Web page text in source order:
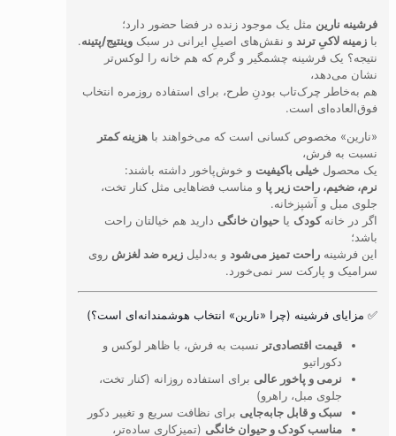
فرشینه نارین مثل یک موجود زنده در فضا حضور دارد؛
با زمینه لاکیِ ترند و نقش‌های اصیلِ ایرانی در سبک وینتیج/پتینه.
نتیجه؟ یک فرشینه چشمگیر و گرم که هم خانه را لوکس‌تر
نشان می‌دهد،
هم به‌خاطر چرک‌تاب بودنِ طرح، برای استفاده روزمره انتخاب
فوق‌العاده‌ای است.
«نارین» مخصوص کسانی است که می‌خواهند با هزینه کمتر
نسبت به فرش،
یک محصول خیلی باکیفیت و خوش‌پاخور داشته باشند:
نرم، ضخیم، راحت زیر پا و مناسب فضاهایی مثل کنار تخت،
جلوی مبل و آشپزخانه.
اگر در خانهکودک یا حیوان خانگی دارید هم خیالتان راحت
باشد؛
این فرشینه راحت تمیز می‌شود و به‌دلیل زیره ضد لغزش روی
سرامیک و پارکت سر نمی‌خورد.
✅ مزایای فرشینه (چرا «نارین» انتخاب هوشمندانه‌ای است؟)
قیمت اقتصادی‌تر نسبت به فرش، با ظاهر لوکس و
دکوراتیو
نرمی و پاخور عالی برای استفاده روزانه (کنار تخت،
جلوی مبل، راهرو)
سبک و قابل جابه‌جایی برای نظافت سریع و تغییر دکور
مناسب کودک و حیوان خانگی (تمیزکاری ساده‌تر،